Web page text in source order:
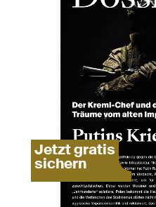
Jetzt gratis
sichern